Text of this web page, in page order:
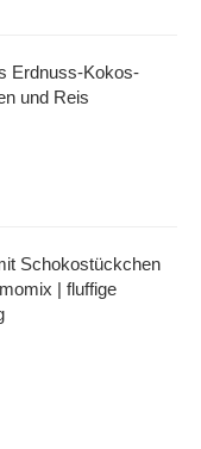
Erdnuss-Kokos-
und Reis
Schokostückchen
| fluffige